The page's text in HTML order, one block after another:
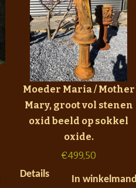
Moeder Maria / Mother
Mary, groot vol stenen
oxid beeld op sokkel
oxide.
€499,50
Details
In winkelmand